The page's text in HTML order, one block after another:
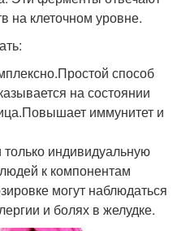
Маски для жирных
Волос с глиной
на клеточном уровне.
способ
на состоянии
иммунитет и
индивидуальную
к компонентам
могут наблюдаться
и болях в желудке.